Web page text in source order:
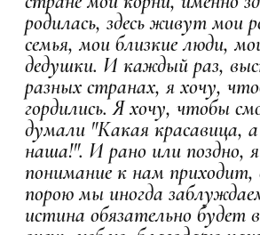
родилась, здесь живут мои
семья, мои близкие люди,
дедушки. И каждый раз,
разных странах, я хочу,
гордились. Я хочу, чтобы
думали "Какая красавица, а
наша!". И рано или поздно,
понимание к нам приходит,
порою мы иногда
истина обязательно будет